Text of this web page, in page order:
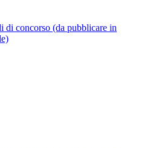
di concorso (da pubblicare in